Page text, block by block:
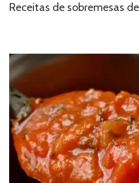
Receitas de sobremesas